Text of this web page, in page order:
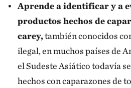
Aprende a identificar y a
productos hechos de
carey,también conocidos
ilegal, en muchos países de
el Sudeste Asiático todavía
hechos con caparazones de